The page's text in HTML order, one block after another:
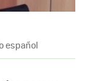
español